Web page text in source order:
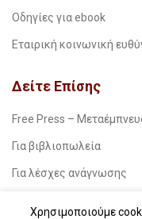
Οδηγίες για ebook
Εταιρική κοινωνική
Δείτε Επίσης
Free Press –
Για βιβλιοπωλεία
Για λέσχες ανάγνωσης
Χρησιμοποιούμε